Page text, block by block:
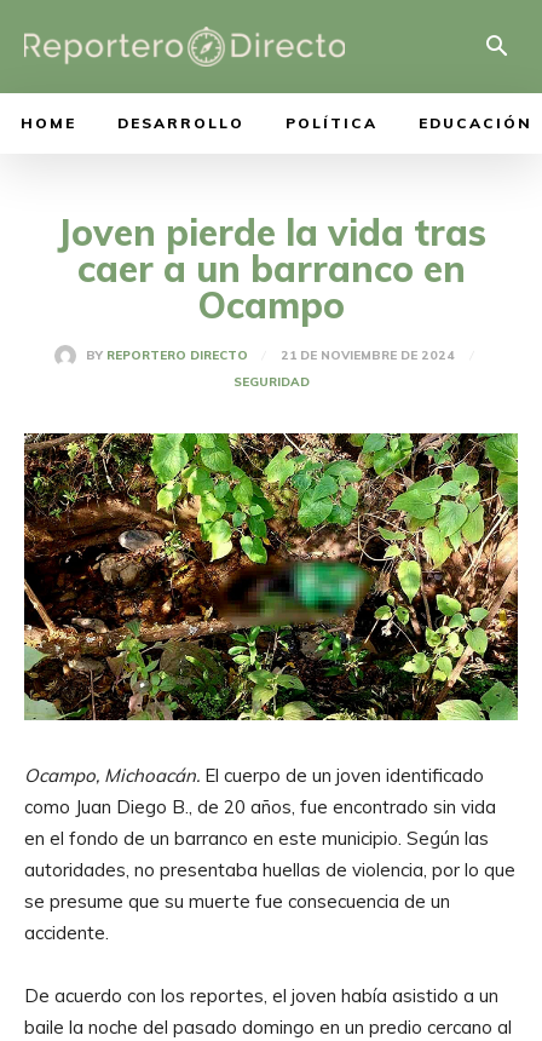
HOME DESARROLLO POLÍTICA EDUCACIÓN
Joven pierde la vida tras
caer a un barranco en
Ocampo
BY REPORTERO DIRECTO
21 DE NOVIEMBRE DE 2024
SEGURIDAD
Ocampo, Michoacán. El cuerpo de un joven identificado
como Juan Diego B., de 20 años, fue encontrado sin vida
en el fondo de un barranco en este municipio. Según las
autoridades, no presentaba huellas de violencia, por lo que
se presume que su muerte fue consecuencia de un
accidente.
De acuerdo con los reportes, el joven había asistido a un
baile la noche del pasado domingo en un predio cercano al